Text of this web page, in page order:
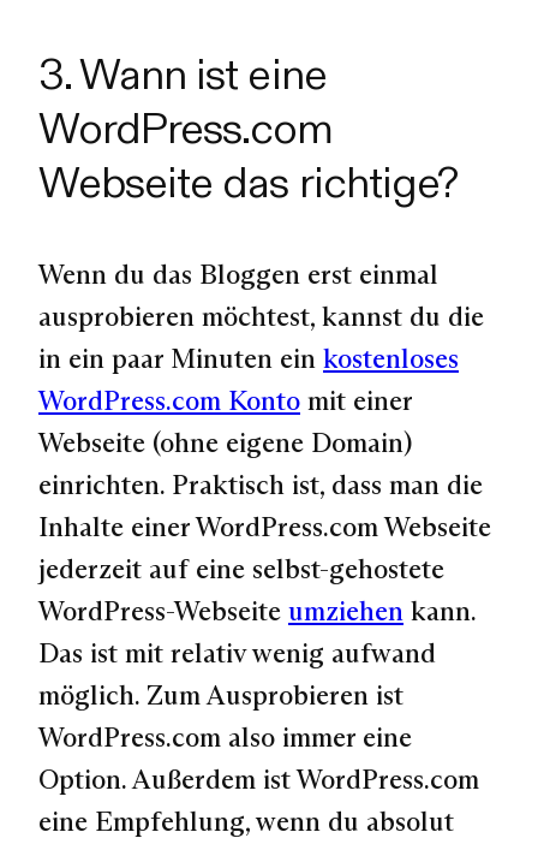
3. Wann ist eine
WordPress.com
Webseite das richtige?
Wenn du das Bloggen erst einmal
ausprobieren möchtest, kannst du die
in ein paar Minuten ein kostenloses
WordPress.com Konto mit einer
Webseite (ohne eigene Domain)
einrichten. Praktisch ist, dass man die
Inhalte einer WordPress.com Webseite
jederzeit auf eine selbst-gehostete
WordPress-Webseite umziehen kann.
Das ist mit relativ wenig aufwand
möglich. Zum Ausprobieren ist
WordPress.com also immer eine
Option. Außerdem ist WordPress.com
eine Empfehlung, wenn du absolut